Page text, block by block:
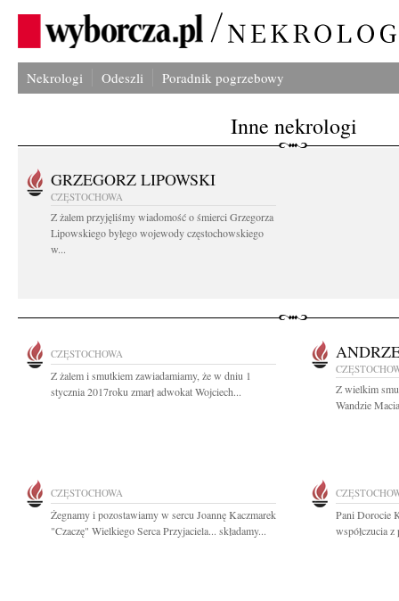
Nekrologi Odeszli Poradnik pogrzebowy
Inne nekrologi
GRZEGORZ LIPOWSKI
CZĘSTOCHOWA
Z żalem przyjęliśmy wiadomość o śmierci Grzegorza
Lipowskiego byłego wojewody częstochowskiego
w...
CZĘSTOCHOWA
Z żalem i smutkiem zawiadamiamy, że w dniu 1
stycznia 2017roku zmarł adwokat Wojciech...
Z wielkim
Wandzie
CZĘSTOCHOWA
Żegnamy i pozostawiamy w sercu Joannę Kaczmarek
"Czaczę" Wielkiego Serca Przyjaciela... składamy...
Pani Dorocie
współczucia